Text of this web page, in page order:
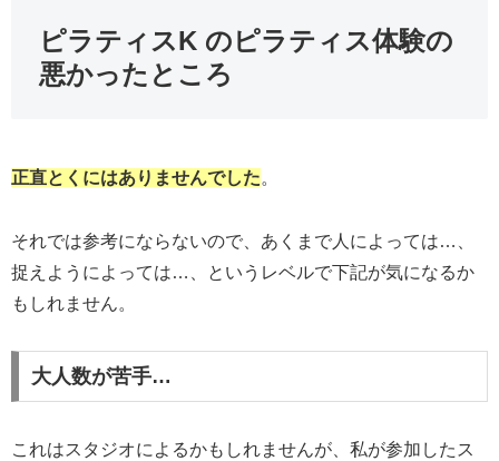
ピラティスK のピラティス体験の
悪かったところ
正直とくにはありませんでした。
それでは参考にならないので、あくまで人によっては…、
捉えようによっては…、というレベルで下記が気になるか
もしれません。
大人数が苦手…
これはスタジオによるかもしれませんが、私が参加したス